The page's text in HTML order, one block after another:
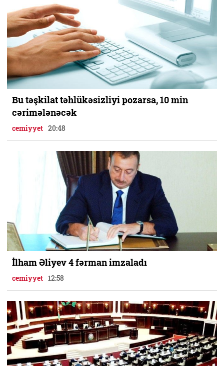
Bu təşkilat təhlükəsizliyi pozarsa, 10 min
cərimələnəcək
cemiyyet 20:48
İlham Əliyev 4 fərman imzaladı
cemiyyet 12:58